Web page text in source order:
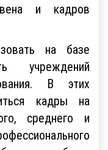
и кадров
на базе
учреждений
В этих
кадры на
среднего и